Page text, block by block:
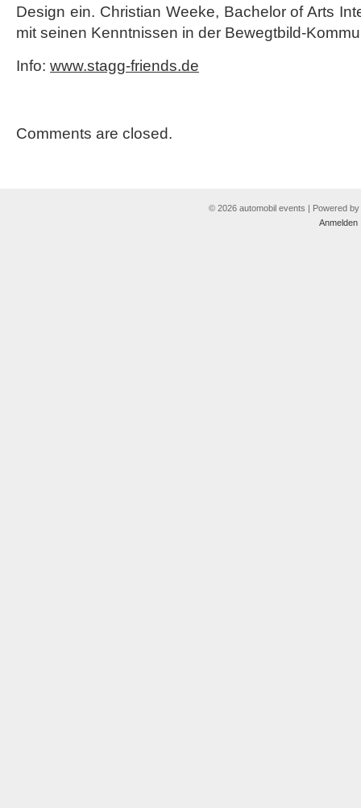
Design ein. Christian Weeke, Bachelor of Arts
mit seinen Kenntnissen in der Bewegtbild-
Info: www.stagg-friends.de
Comments are closed.
© 2026 automobil events | Powered by
Anmelden|